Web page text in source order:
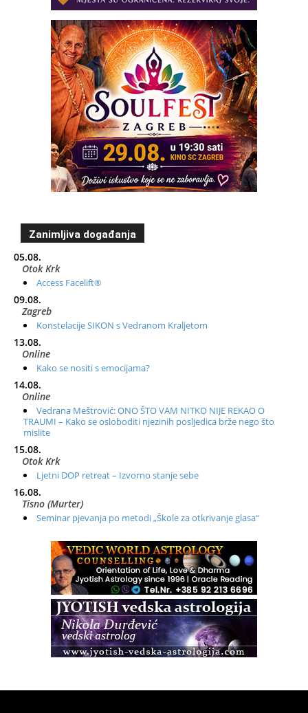
Zanimljiva događanja
05.08.
Otok Krk
Access Facelift®
09.08.
Zagreb
Konstelacije SIKON s Vedranom Kraljetom
13.08.
Online
Kako se nositi s emocijama?
14.08.
Online
Vedrana Meštrović: ONO ŠTO VAM NITKO NIJE REKAO O
TRAUMI – Kako se osloboditi njezinih posljedica brže nego što
mislite
15.08.
Otok Krk
Ljetni DOP retreat – Izvorno stanje sebe
16.08.
Tisno (Murter)
Seminar pjevanja po metodi „Škole za otkrivanje glasa“
Radionica: Pomagači iz drugih dimenzija Online – otvoreno za
Zagreb+Online
Osnovni ThetaHealing® tečaj, Zagreb i Online
Access BARS®, otpusti stres